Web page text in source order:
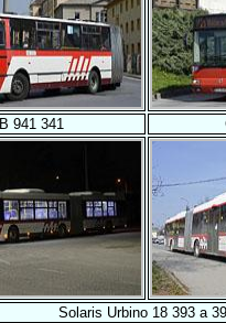
B 941 341
Solaris Urbino 18 393 a